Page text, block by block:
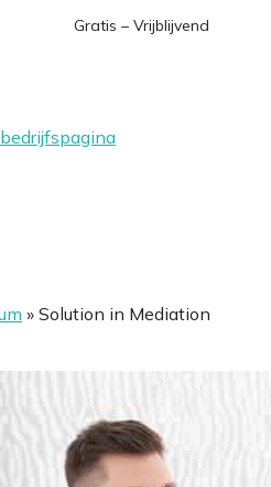
Gratis – Vrijblijvend
» Solution in Mediation